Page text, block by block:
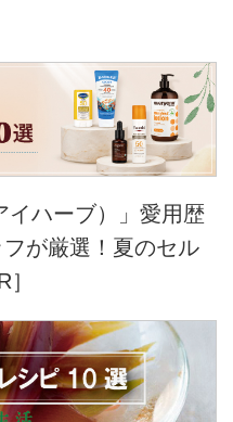
ハーブ）」愛用歴
が厳選！夏のセル